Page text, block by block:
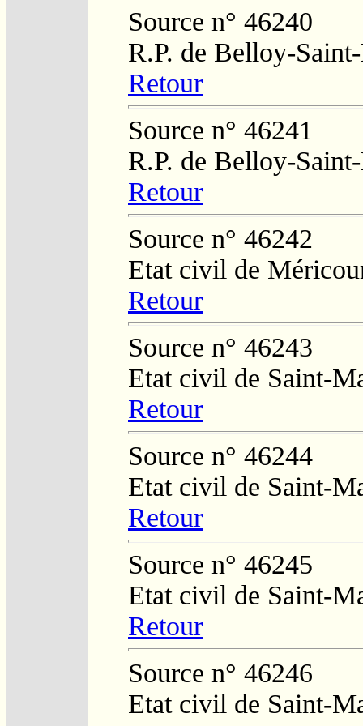
Source n° 46240
R.P. de Belloy-
Retour
Source n° 46241
R.P. de Belloy-
Retour
Source n° 46242
Etat civil de
Retour
Source n° 46243
Etat civil de Saint-
Retour
Source n° 46244
Etat civil de Saint-
Retour
Source n° 46245
Etat civil de Saint-
Retour
Source n° 46246
Etat civil de Saint-